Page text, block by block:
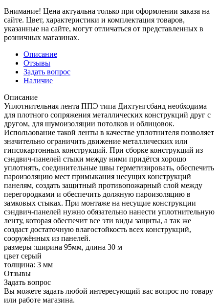
Внимание! Цена актуальна только при оформлении заказа на
сайте. Цвет, характеристики и комплектация товаров,
указанные на сайте, могут отличаться от представленных в
розничных магазинах.
Описание
Отзывы
Задать вопрос
Наличие
Описание
Уплотнительная лента ППЭ типа Дихтунгсбанд необходима
для плотного сопряжения металлических конструкций друг с
другом, для шумоизоляции потолков и облицовок.
Использование такой ленты в качестве уплотнителя позволяет
значительно ограничить движение металлических или
гипсокартонных конструкций. При сборке конструкций из
сэндвич-панелей стыки между ними придётся хорошо
уплотнять, соединительные швы герметизировать, обеспечить
пароизоляцию мест примыкания несущих конструкций
панелям, создать защитный противопожарный слой между
перегородками и обеспечить должную пароизоляцию в
замковых стыках. При монтаже на несущие конструкции
сэндвич-панелей нужно обязательно нанести уплотнительную
ленту, которая обеспечит все эти виды защиты, а так же
создаст достаточную влагостойкость всех конструкций,
сооружённых из панелей.
размеры :ширина 95мм, длина 30 м
цвет серый
толщина: 3 мм
Отзывы
Задать вопрос
Вы можете задать любой интересующий вас вопрос по товару
или работе магазина.